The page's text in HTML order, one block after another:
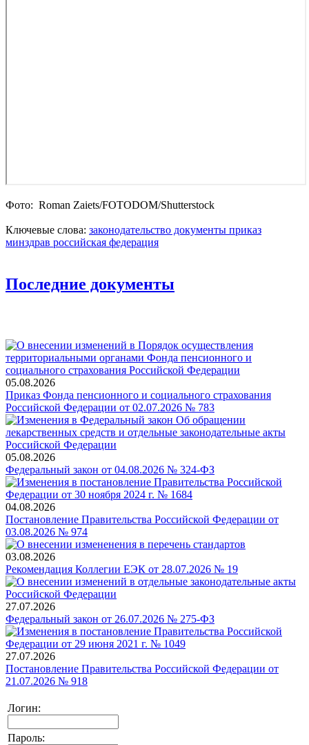
Фото: Roman Zaiets/FOTODOM/Shutterstoсk
Ключевые слова: законодательство документы приказ
минздрав российская федерация
Последние документы
05.08.2026
Приказ Фонда пенсионного и социального страхования
Российской Федерации от 02.07.2026 № 783
05.08.2026
Федеральный закон от 04.08.2026 № 324-ФЗ
04.08.2026
Постановление Правительства Российской Федерации от
03.08.2026 № 974
03.08.2026
Рекомендация Коллегии ЕЭК от 28.07.2026 № 19
27.07.2026
Федеральный закон от 26.07.2026 № 275-ФЗ
27.07.2026
Постановление Правительства Российской Федерации от
21.07.2026 № 918
Логин:
Пароль: